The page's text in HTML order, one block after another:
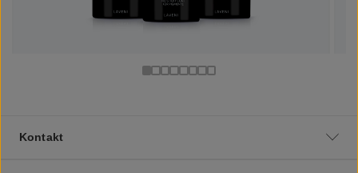
Kontakt